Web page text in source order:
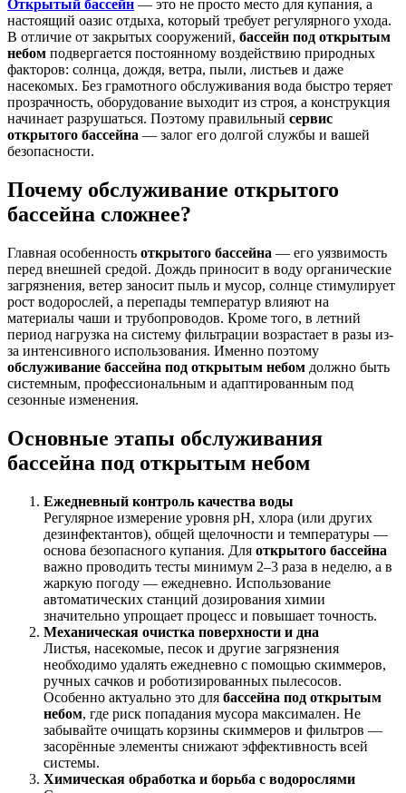
Открытый бассейн — это не просто место для купания, а
настоящий оазис отдыха, который требует регулярного ухода.
В отличие от закрытых сооружений, бассейн под открытым
небом подвергается постоянному воздействию природных
факторов: солнца, дождя, ветра, пыли, листьев и даже
насекомых. Без грамотного обслуживания вода быстро теряет
прозрачность, оборудование выходит из строя, а конструкция
начинает разрушаться. Поэтому правильный сервис
открытого бассейна — залог его долгой службы и вашей
безопасности.
Почему обслуживание открытого
бассейна сложнее?
Главная особенность открытого бассейна — его уязвимость
перед внешней средой. Дождь приносит в воду органические
загрязнения, ветер заносит пыль и мусор, солнце стимулирует
рост водорослей, а перепады температур влияют на
материалы чаши и трубопроводов. Кроме того, в летний
период нагрузка на систему фильтрации возрастает в разы из-
за интенсивного использования. Именно поэтому
обслуживание бассейна под открытым небом должно быть
системным, профессиональным и адаптированным под
сезонные изменения.
Основные этапы обслуживания
бассейна под открытым небом
Ежедневный контроль качества воды
Регулярное измерение уровня pH, хлора (или других
дезинфектантов), общей щелочности и температуры —
основа безопасного купания. Для открытого бассейна
важно проводить тесты минимум 2–3 раза в неделю, а в
жаркую погоду — ежедневно. Использование
автоматических станций дозирования химии
значительно упрощает процесс и повышает точность.
Механическая очистка поверхности и дна
Листья, насекомые, песок и другие загрязнения
необходимо удалять ежедневно с помощью скиммеров,
ручных сачков и роботизированных пылесосов.
Особенно актуально это для бассейна под открытым
небом, где риск попадания мусора максимален. Не
забывайте очищать корзины скиммеров и фильтров —
засорённые элементы снижают эффективность всей
системы.
Химическая обработка и борьба с водорослями